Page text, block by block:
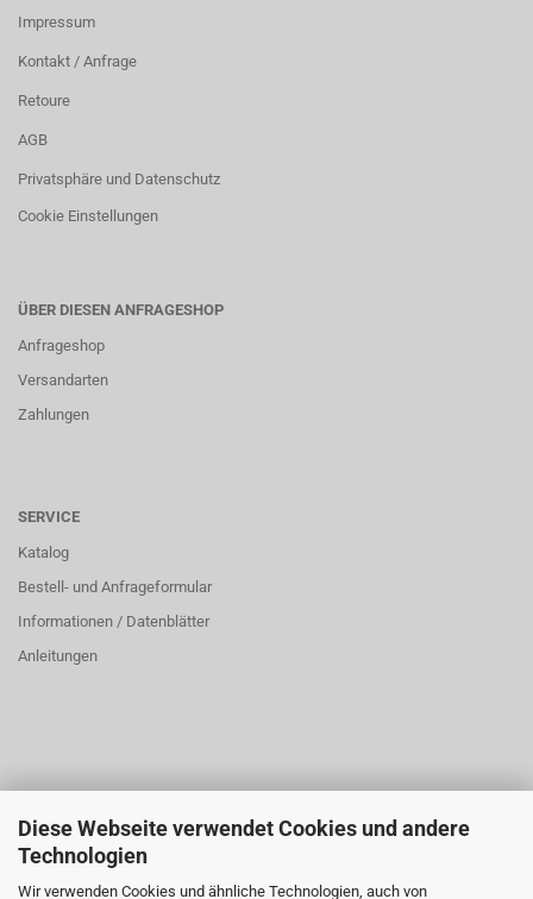
Diese Webseite verwendet Cookies und andere
Technologien
Wir verwenden Cookies und ähnliche Technologien, auch von
Impressum
Kontakt / Anfrage
Retoure
AGB
Privatsphäre und Datenschutz
Cookie Einstellungen
ÜBER DIESEN ANFRAGESHOP
Anfrageshop
Versandarten
Zahlungen
SERVICE
Katalog
Bestell- und Anfrageformular
Informationen / Datenblätter
Anleitungen
ÜBER UNS
Öffnungszeiten: